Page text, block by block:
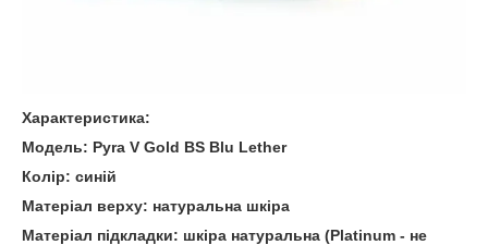
Характеристика:
Модель: Pyra V Gold BS Blu Lether
Колір: синій
Матеріал верху: натуральна шкіра
Матеріал підкладки: шкіра натуральна (Platinum - не